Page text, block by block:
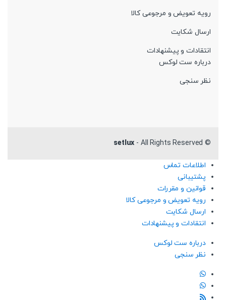
رویه تعویض و مرجوعی کالا
ارسال شکایت
انتقادات و پیشنهادات
درباره ست لوکس
نظر سنجی
©
setlux - All Rights Reserved
اطلاعات تماس
پشتیبانی
قوانین و مقررات
رویه تعویض و مرجوعی کالا
ارسال شکایت
انتقادات و پیشنهادات
درباره ست لوکس
نظر سنجی